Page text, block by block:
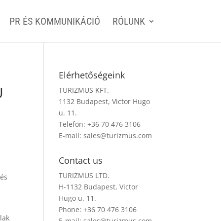
PR ÉS KOMMUNIKÁCIÓ RÓLUNK
Elérhetőségeink
TURIZMUS KFT.
1132 Budapest, Victor Hugo
u. 11.
Telefon: +36 70 476 3106
E-mail:sales@turizmus.com
Contact us
TURIZMUS LTD.
H-1132 Budapest, Victor
Hugo u. 11.
Phone: +36 70 476 3106